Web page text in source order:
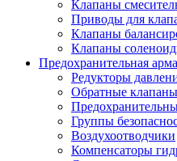
Клапаны
Приводы для
Клапаны
Клапаны
Предохранительная
Редукторы
Обратные клапаны
Группы
Воздухоотводчики
Компенсаторы